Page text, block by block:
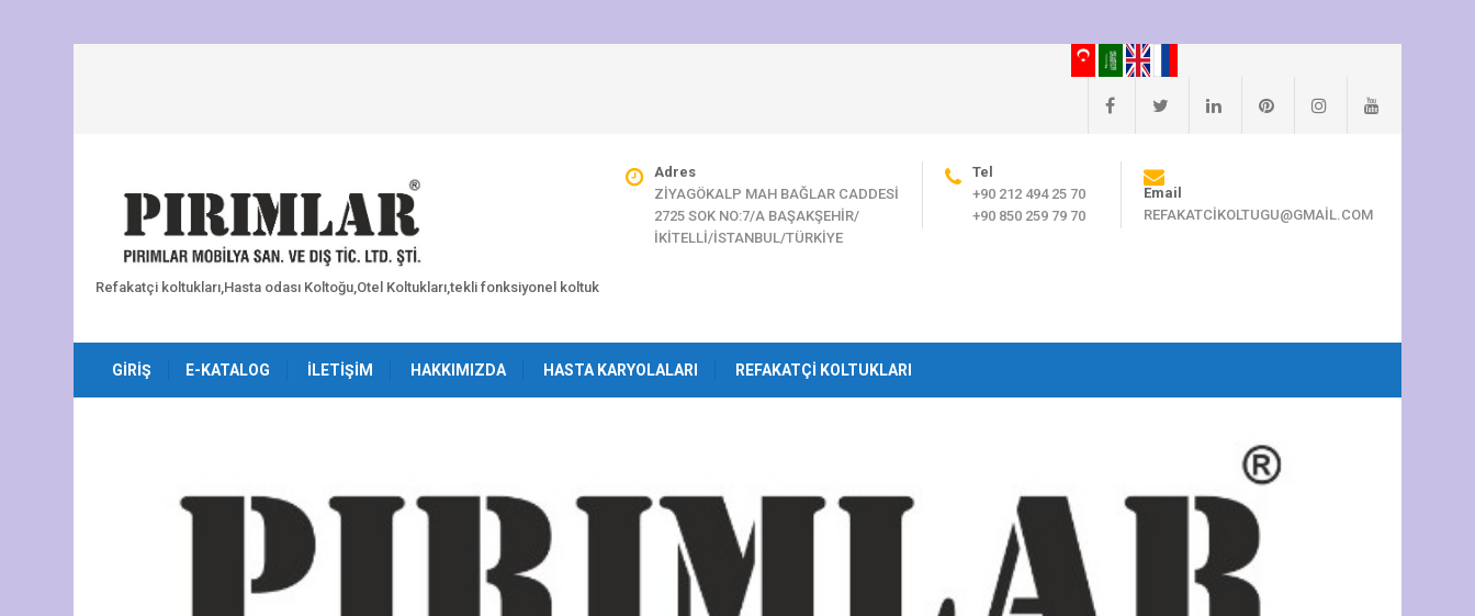
Refakatçi koltukları,Hasta odası Koltoğu,Otel Koltukları,tekli fonksiyonel koltuk
Adres
ZİYAGÖKALP MAH BAĞLAR CADDESİ
2725 SOK NO:7/A BAŞAKŞEHİR/
İKİTELLİ/İSTANBUL/TÜRKİYE
Tel
+90 212 494 25 70
+90 850 259 79 70
Email
REFAKATCIKOLTUGU@GMAIL.COM
GIRIŞ E-KATALOG İLETIŞIM HAKKIMIZDA HASTA KARYOLALARI REFAKATÇI KOLTUKLARI